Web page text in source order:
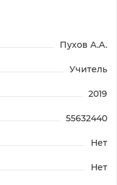
Пухов А.А.
Учитель
2019
55632440
Нет
Нет